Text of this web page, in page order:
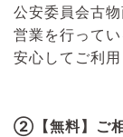
公安委員会古
営業を行って
安心してご利用
②【無料】ご